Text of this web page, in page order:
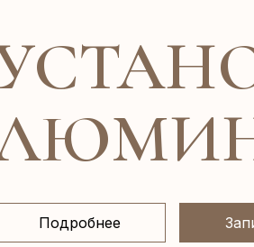
Подробнее